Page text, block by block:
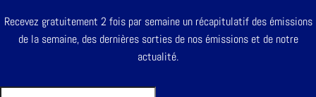
Recevez gratuitement 2 fois par semaine un récapitulatif des émissions
de la semaine, des dernières sorties de nos émissions et de notre
actualité.